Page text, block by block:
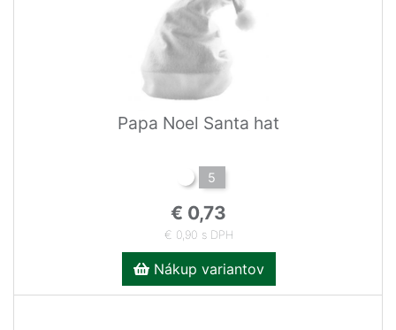
Papa Noel Santa hat
5
€ 0,73
€ 0,90 s DPH
Nákup variantov